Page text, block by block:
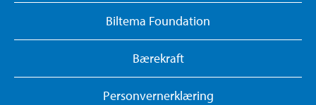
Biltema Foundation
Bærekraft
Personvernerklæring